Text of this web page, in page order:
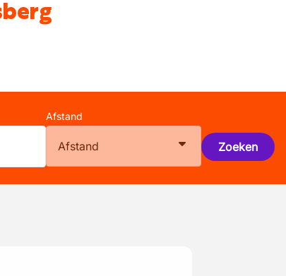
Afstand
Afstand Zoeken